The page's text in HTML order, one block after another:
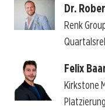
Dr.
Renk
Felix
Kirkstone